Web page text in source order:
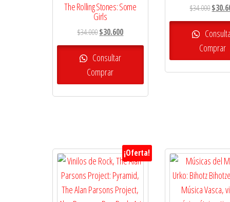
The Rolling Stones: Some
Girls
$34.000El
precio
original
era:
$34.000.
$30.600El
precio
$30.600.
Consultar
Comprar
$34.000El
precio
original
era:
$34.000.
$
Comprar
¡Oferta!